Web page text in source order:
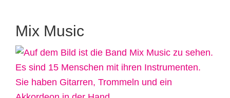
Mix Music